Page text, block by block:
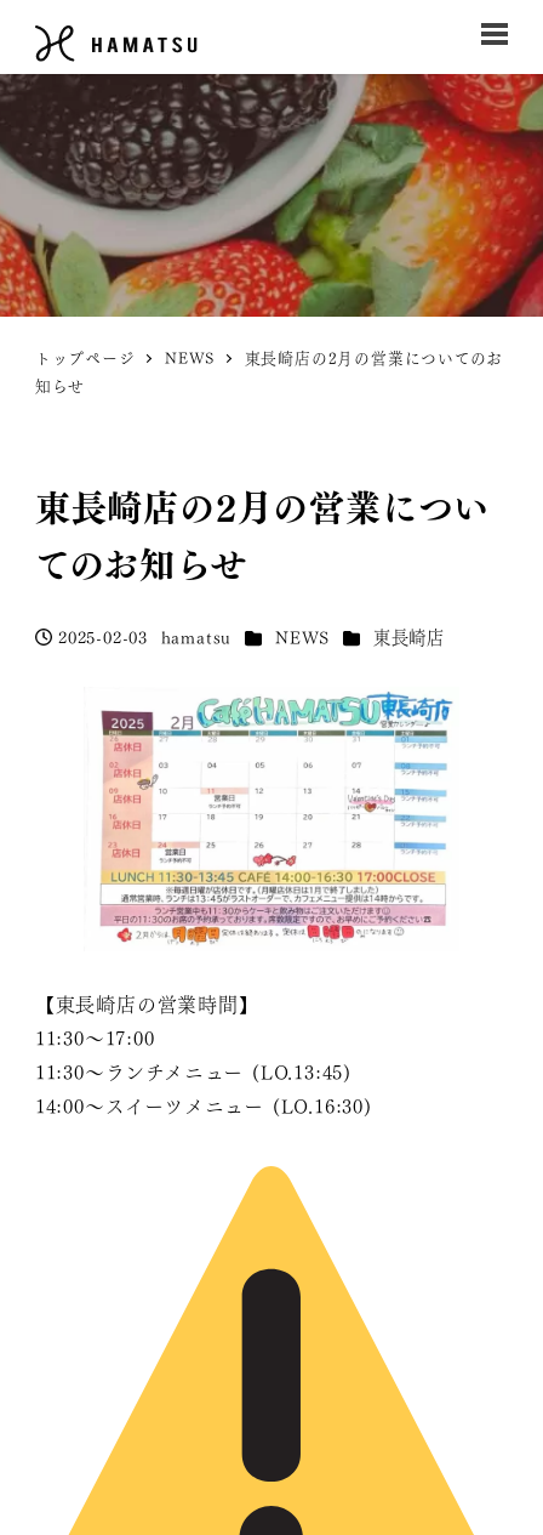
トップページ NEWS
東長崎店の2月の営業についてのお
知らせ
東長崎店の2月の営業につい
てのお知らせ
投稿日
2025-02-03 著
hamatsu カテゴリー
NEWS カテゴリー
東長崎店
【東長崎店の営業時間】
11:30〜17:00
11:30〜ランチメニュー (LO.13:45)
14:00〜スイーツメニュー (LO.16:30)